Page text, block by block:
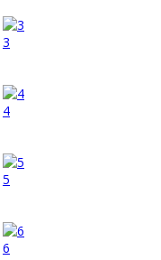
3
4
5
6